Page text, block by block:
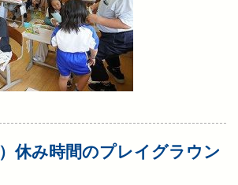
休み時間のプレイグラウン